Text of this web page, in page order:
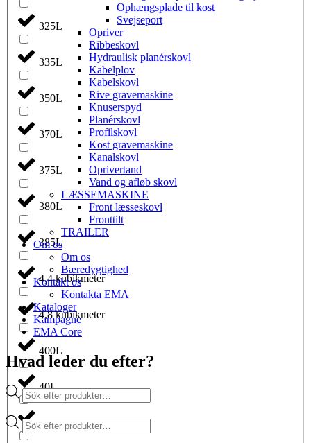
325L
335L
350L
370L
375L
380L
385L
4,4 kubikmeter
4,8 kubikmeter
400L
40L
410L
Ophængsplade til kost
Svejseport
Opriver
Ribbeskovl
Hydraulisk planérskovl
Kabelplov
Kabelskovl
Rive gravemaskine
Knuserspyd
Planérskovl
Profilskovl
Kost gravemaskine
Kanalskovl
Oprivertand
Vand og afløb skovl
LÆSSEMASKINE
Front læsseskovl
Fronttilt
TRAILER
Om os
Om os
Bæredygtighed
Kontakt os
Kontakta EMA
Kataloger
Kampagne
EMA Core
Hvad leder du efter?
Products
search
Products
search